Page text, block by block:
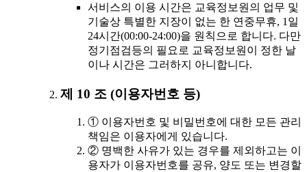
서비스의 이용 시간은 교육정보원의 업무 및
기술상 특별한 지장이 없는 한 연중무휴, 1일
24시간(00:00-24:00)을 원칙으로 합니다. 다만
정기점검등의 필요로 교육정보원이 정한 날
이나 시간은 그러하지 아니합니다.
제 10 조 (이용자번호 등)
① 이용자번호 및 비밀번호에 대한 모든 관리
책임은 이용자에게 있습니다.
② 명백한 사유가 있는 경우를 제외하고는 이
용자가 이용자번호를 공유, 양도 또는 변경할